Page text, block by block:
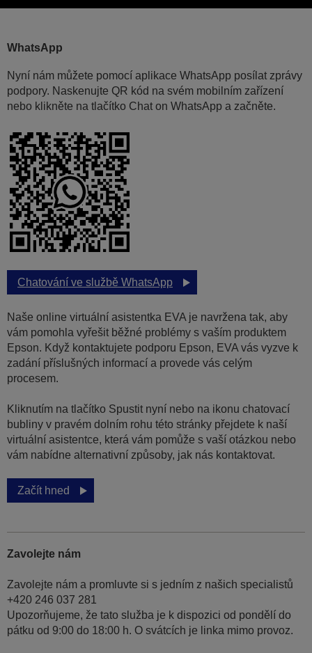
WhatsApp
Nyní nám můžete pomocí aplikace WhatsApp posílat zprávy
podpory. Naskenujte QR kód na svém mobilním zařízení
nebo klikněte na tlačítko Chat on WhatsApp a začněte.
Chatování ve službě WhatsApp
Naše online virtuální asistentka EVA je navržena tak, aby
vám pomohla vyřešit běžné problémy s vaším produktem
Epson. Když kontaktujete podporu Epson, EVA vás vyzve k
zadání příslušných informací a provede vás celým
procesem.
Kliknutím na tlačítko Spustit nyní nebo na ikonu chatovací
bubliny v pravém dolním rohu této stránky přejdete k naší
virtuální asistentce, která vám pomůže s vaší otázkou nebo
vám nabídne alternativní způsoby, jak nás kontaktovat.
Začít hned
Zavolejte nám
Zavolejte nám a promluvte si s jedním z našich specialistů
+420 246 037 281
Upozorňujeme, že tato služba je k dispozici od pondělí do
pátku od 9:00 do 18:00 h. O svátcích je linka mimo provoz.